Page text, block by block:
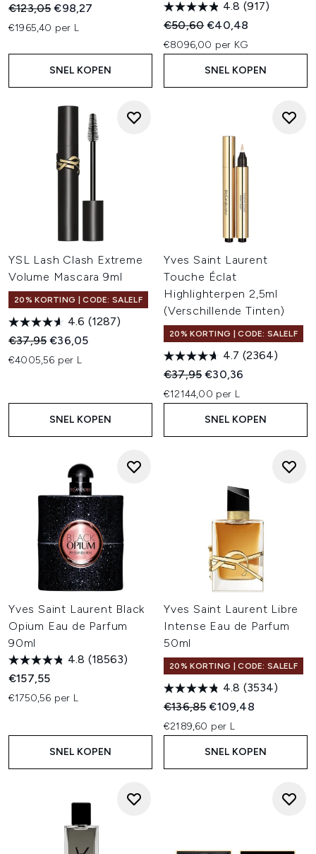
Recommended Retail Price:
€123,05Huidige prijs:
€98,27
€1965,40 per L
SNEL KOPEN
4.8 (917)
Recommended Retail Price:
€50,60Huidige prijs:
€40,48
€8096,00 per KG
SNEL KOPEN
YSL Lash Clash Extreme
Volume Mascara 9ml
20% KORTING | CODE: SALELF
4.6 (1287)
Recommended Retail Price:
€37,95Huidige prijs:
€36,05
€4005,56 per L
SNEL KOPEN
Yves Saint Laurent
Touche Éclat
Highlighterpen 2,5ml
(Verschillende Tinten)
20% KORTING | CODE: SALELF
4.7 (2364)
Recommended Retail Price:
€37,95Huidige prijs:
€30,36
€12144,00 per L
SNEL KOPEN
Yves Saint Laurent Black
Opium Eau de Parfum
90ml
4.8 (18563)
€157,55
€1750,56 per L
SNEL KOPEN
Yves Saint Laurent Libre
Intense Eau de Parfum
50ml
20% KORTING | CODE: SALELF
4.8 (3534)
Recommended Retail Price:
€136,85Huidige prijs:
€109,48
€2189,60 per L
SNEL KOPEN